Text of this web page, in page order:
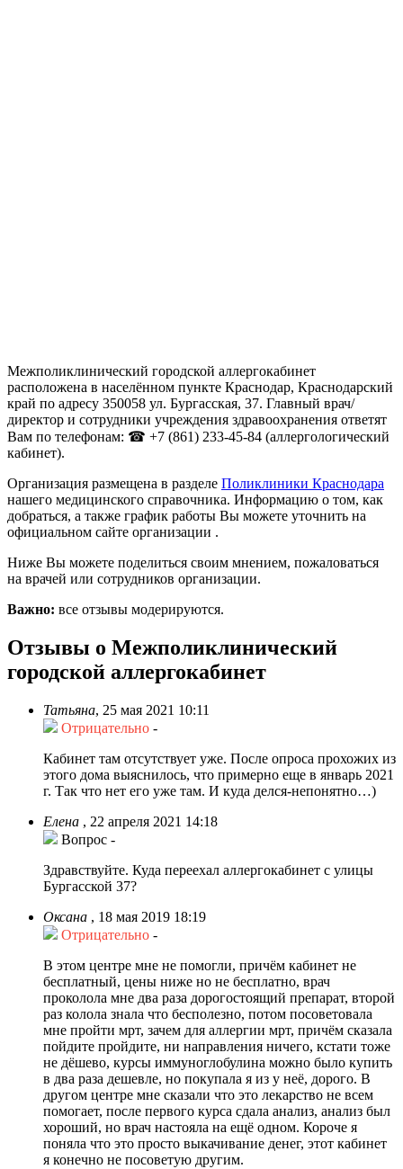
Межполиклинический городской аллергокабинет
расположена в населённом пункте Краснодар, Краснодарский
край по адресу 350058 ул. Бургасская, 37. Главный врач/
директор и сотрудники учреждения здравоохранения ответят
Вам по телефонам: ☎ +7 (861) 233-45-84 (аллергологический
кабинет).
Организация размещена в разделе Поликлиники Краснодара
нашего медицинского справочника. Информацию о том, как
добраться, а также график работы Вы можете уточнить на
официальном сайте организации .
Ниже Вы можете поделиться своим мнением, пожаловаться
на врачей или сотрудников организации.
Важно: все отзывы модерируются.
Отзывы о Межполиклинический
городской аллергокабинет
Татьяна, 25 мая 2021 10:11
Отрицательно -
Кабинет там отсутствует уже. После опроса прохожих из
этого дома выяснилось, что примерно еще в январь 2021
г. Так что нет его уже там. И куда делся-непонятно…)
Елена , 22 апреля 2021 14:18
Вопрос -
Здравствуйте. Куда переехал аллергокабинет с улицы
Бургасской 37?
Оксана , 18 мая 2019 18:19
Отрицательно -
В этом центре мне не помогли, причём кабинет не
бесплатный, цены ниже но не бесплатно, врач
проколола мне два раза дорогостоящий препарат, второй
раз колола знала что бесполезно, потом посоветовала
мне пройти мрт, зачем для аллергии мрт, причём сказала
пойдите пройдите, ни направления ничего, кстати тоже
не дёшево, курсы иммуноглобулина можно было купить
в два раза дешевле, но покупала я из у неё, дорого. В
другом центре мне сказали что это лекарство не всем
помогает, после первого курса сдала анализ, анализ был
хороший, но врач настояла на ещё одном. Короче я
поняла что это просто выкачивание денег, этот кабинет
я конечно не посоветую другим.